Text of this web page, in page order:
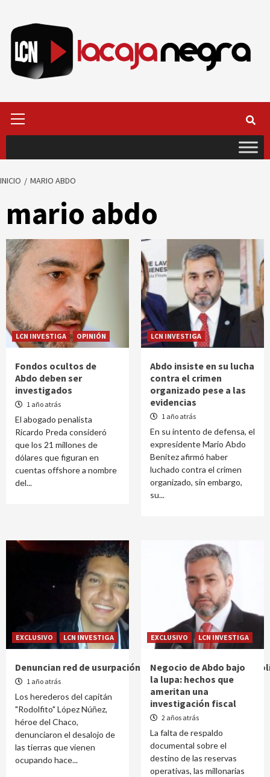
contenido
primario
INICIO MARIO ABDO
mario abdo
LCN INVESTIGA OPINIÓN
Fondos ocultos de
Abdo deben ser
investigados
1 año atrás
El abogado penalista
Ricardo Preda consideró
que los 21 millones de
dólares que figuran en
cuentas offshore a nombre
del...
LCN INVESTIGA
Abdo insiste en su lucha
contra el crimen
organizado pese a las
evidencias
1 año atrás
En su intento de defensa, el
expresidente Mario Abdo
Benítez afirmó haber
luchado contra el crimen
organizado, sin embargo,
su...
EXCLUSIVO LCN INVESTIGA
Denuncian red de usurpación de bienes con influencias
1 año atrás
Los herederos del capitán
"Rodolfito" López Núñez,
héroe del Chaco,
denunciaron el desalojo de
las tierras que vienen
ocupando hace...
EXCLUSIVO LCN INVESTIGA
Negocio de Abdo bajo
la lupa: hechos que
ameritan una
investigación fiscal
2 años atrás
La falta de respaldo
documental sobre el
destino de las reservas
operativas, las millonarias